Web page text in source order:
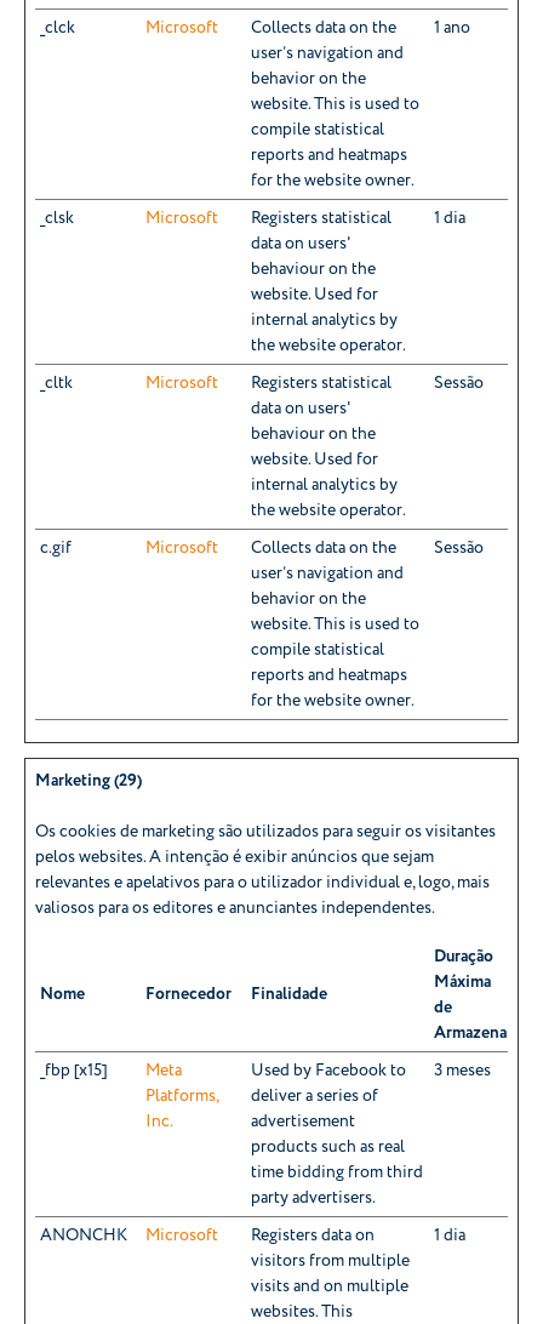
_clck Microsoft
Collects data on the
user’s navigation and
behavior on the
website. This is used to
compile statistical
reports and heatmaps
for the website owner.
1 ano
_clsk Microsoft
Registers statistical
data on users'
behaviour on the
website. Used for
internal analytics by
the website operator.
1 dia
_cltk Microsoft
Registers statistical
data on users'
behaviour on the
website. Used for
internal analytics by
the website operator.
Sessão
c.gif Microsoft
Collects data on the
user’s navigation and
behavior on the
website. This is used to
compile statistical
reports and heatmaps
for the website owner.
Sessão
Marketing (29)
Os cookies de marketing são utilizados ​​para seguir os visitantes
pelos websites. A intenção é exibir anúncios que sejam
relevantes e apelativos para o utilizador individual e, logo, mais
valiosos para os editores e anunciantes independentes.
Nome Fornecedor Finalidade
Duração
Máxima
de
_fbp [x15]
Meta
Platforms,
Inc.
Used by Facebook to
deliver a series of
advertisement
products such as real
time bidding from third
party advertisers.
3 meses
ANONCHK Microsoft
Registers data on
visitors from multiple
visits and on multiple
websites. This
1 dia